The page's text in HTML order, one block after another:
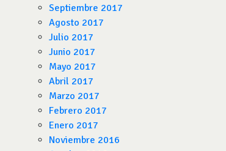
Septiembre 2017
Agosto 2017
Julio 2017
Junio 2017
Mayo 2017
Abril 2017
Marzo 2017
Febrero 2017
Enero 2017
Noviembre 2016